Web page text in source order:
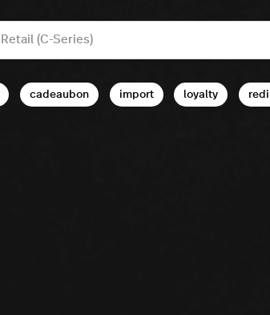
cadeaubon import loyalty